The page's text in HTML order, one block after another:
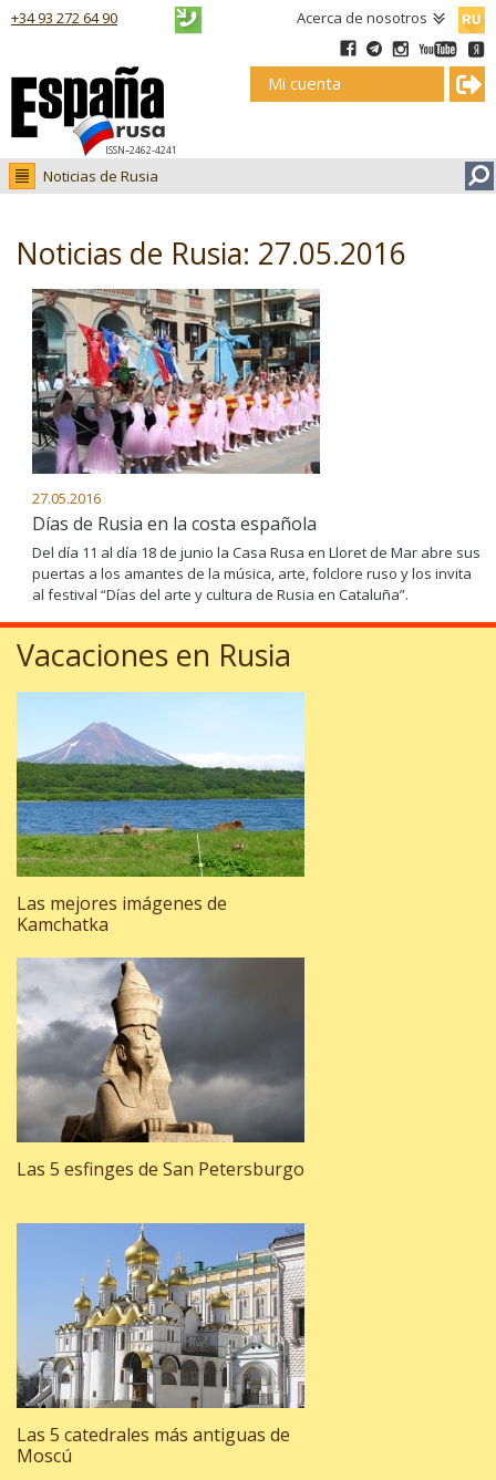
Acerca de nosotros
ISSN–2462-4241
+34 93 272 64 90
Mi cuenta
Noticias de Rusia
Noticias de Rusia
Ruso.tv
Noticias de Rusia: 27.05.2016
27.05.2016
Días de Rusia en la costa española
Del día 11 al día 18 de junio la Casa Rusa en Lloret de Mar abre sus
puertas a los amantes de la música, arte, folclore ruso y los invita
al festival “Días del arte y cultura de Rusia en Cataluña”.
Vacaciones en Rusia
Las mejores imágenes de
Kamchatka
Las 5 esfinges de San Petersburgo
Las 5 catedrales más antiguas de
Moscú